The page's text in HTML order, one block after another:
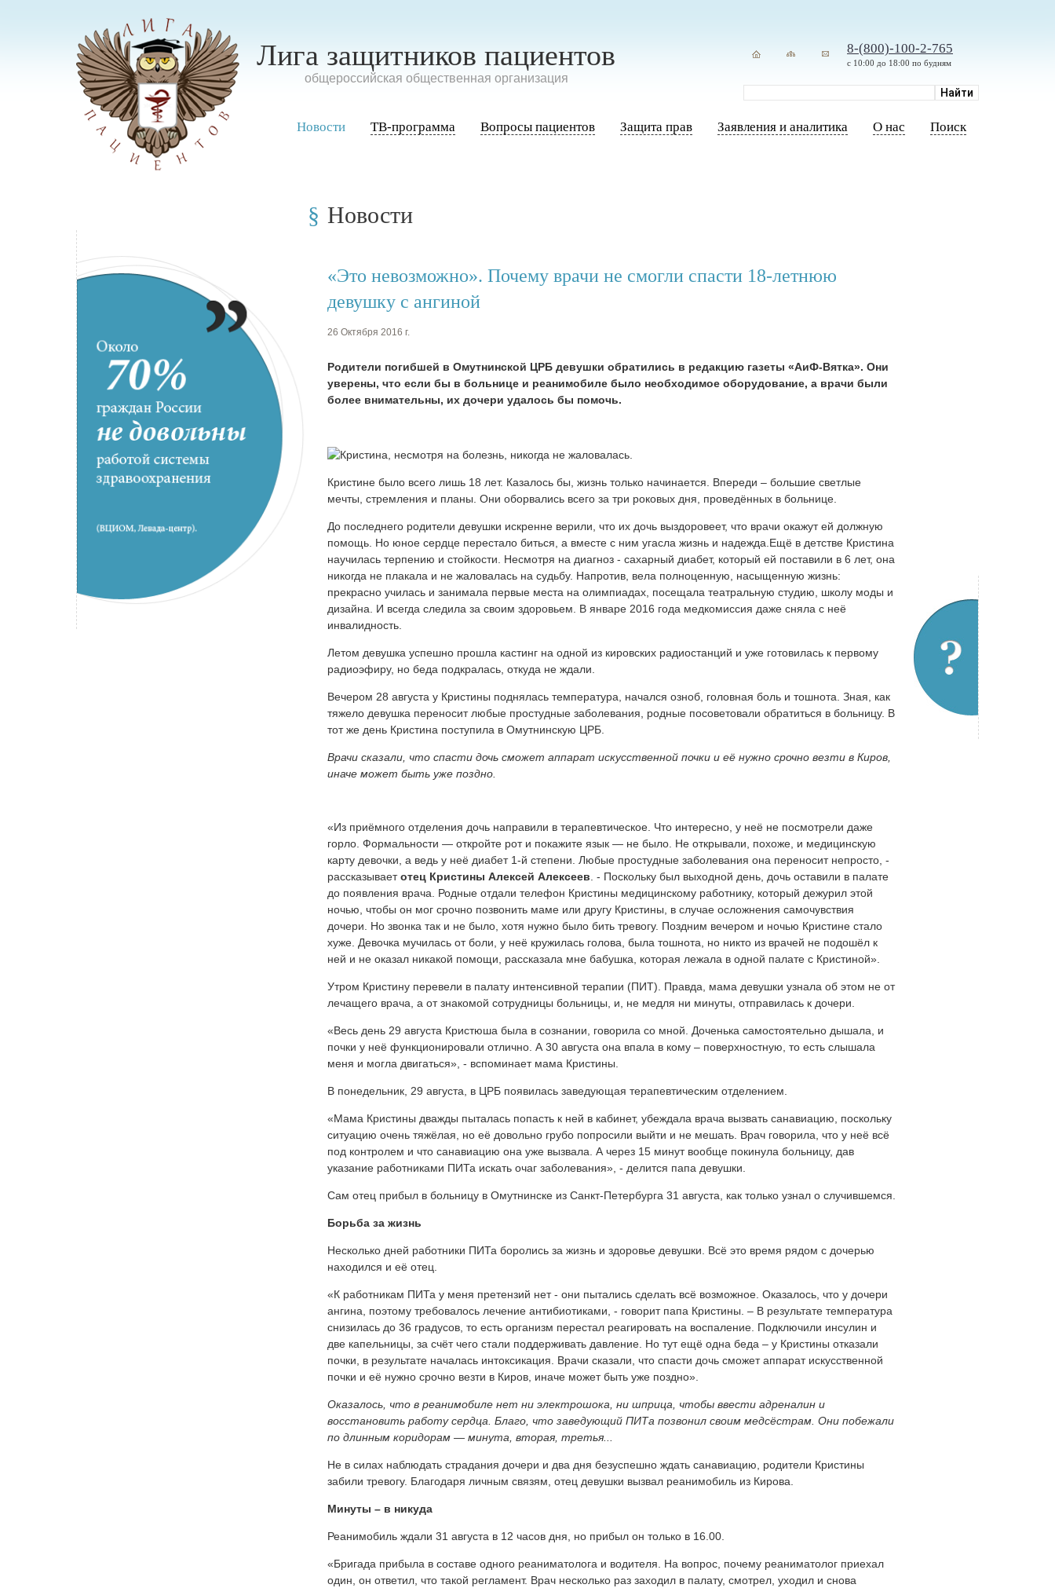
Лига защитников пациентов
oбщероссийская общественная организация
8-(800)-100-2-765
с 10:00 до 18:00 по будням
Новости ТВ-программа Вопросы пациентов Защита прав Заявления и аналитика О нас Поиск
Новости
«Это невозможно». Почему врачи не смогли спасти 18-летнюю
девушку с ангиной
26 Октября 2016 г.
Родители погибшей в Омутнинской ЦРБ девушки обратились в редакцию газеты «АиФ-Вятка». Они
уверены, что если бы в больнице и реанимобиле было необходимое оборудование, а врачи были
более внимательны, их дочери удалось бы помочь.
Кристине было всего лишь 18 лет. Казалось бы, жизнь только начинается. Впереди – большие светлые
мечты, стремления и планы. Они оборвались всего за три роковых дня, проведённых в больнице.
До последнего родители девушки искренне верили, что их дочь выздоровеет, что врачи окажут ей должную
помощь. Но юное сердце перестало биться, а вместе с ним угасла жизнь и надежда.Ещё в детстве Кристина
научилась терпению и стойкости. Несмотря на диагноз - сахарный диабет, который ей поставили в 6 лет, она
никогда не плакала и не жаловалась на судьбу. Напротив, вела полноценную, насыщенную жизнь:
прекрасно училась и занимала первые места на олимпиадах, посещала театральную студию, школу моды и
дизайна. И всегда следила за своим здоровьем. В январе 2016 года медкомиссия даже сняла с неё
инвалидность.
Летом девушка успешно прошла кастинг на одной из кировских радиостанций и уже готовилась к первому
радиоэфиру, но беда подкралась, откуда не ждали.
Вечером 28 августа у Кристины поднялась температура, начался озноб, головная боль и тошнота. Зная, как
тяжело девушка переносит любые простудные заболевания, родные посоветовали обратиться в больницу. В
тот же день Кристина поступила в Омутнинскую ЦРБ.
Врачи сказали, что спасти дочь сможет аппарат искусственной почки и её нужно срочно везти в Киров,
иначе может быть уже поздно.
«Из приёмного отделения дочь направили в терапевтическое. Что интересно, у неё не посмотрели даже
горло. Формальности — откройте рот и покажите язык — не было. Не открывали, похоже, и медицинскую
карту девочки, а ведь у неё диабет 1-й степени. Любые простудные заболевания она переносит непросто, -
рассказываетотец Кристины Алексей Алексеев. - Поскольку был выходной день, дочь оставили в палате
до появления врача. Родные отдали телефон Кристины медицинскому работнику, который дежурил этой
ночью, чтобы он мог срочно позвонить маме или другу Кристины, в случае осложнения самочувствия
дочери. Но звонка так и не было, хотя нужно было бить тревогу. Поздним вечером и ночью Кристине стало
хуже. Девочка мучилась от боли, у неё кружилась голова, была тошнота, но никто из врачей не подошёл к
ней и не оказал никакой помощи, рассказала мне бабушка, которая лежала в одной палате с Кристиной».
Утром Кристину перевели в палату интенсивной терапии (ПИТ). Правда, мама девушки узнала об этом не от
лечащего врача, а от знакомой сотрудницы больницы, и, не медля ни минуты, отправилась к дочери.
«Весь день 29 августа Кристюша была в сознании, говорила со мной. Доченька самостоятельно дышала, и
почки у неё функционировали отлично. А 30 августа она впала в кому – поверхностную, то есть слышала
меня и могла двигаться», - вспоминает мама Кристины.
В понедельник, 29 августа, в ЦРБ появилась заведующая терапевтическим отделением.
«Мама Кристины дважды пыталась попасть к ней в кабинет, убеждала врача вызвать санавиацию, поскольку
ситуацию очень тяжёлая, но её довольно грубо попросили выйти и не мешать. Врач говорила, что у неё всё
под контролем и что санавиацию она уже вызвала. А через 15 минут вообще покинула больницу, дав
указание работниками ПИТа искать очаг заболевания», - делится папа девушки.
Сам отец прибыл в больницу в Омутнинске из Санкт-Петербурга 31 августа, как только узнал о случившемся.
Борьба за жизнь
Несколько дней работники ПИТа боролись за жизнь и здоровье девушки. Всё это время рядом с дочерью
находился и её отец.
«К работникам ПИТа у меня претензий нет - они пытались сделать всё возможное. Оказалось, что у дочери
ангина, поэтому требовалось лечение антибиотиками, - говорит папа Кристины. – В результате температура
снизилась до 36 градусов, то есть организм перестал реагировать на воспаление. Подключили инсулин и
две капельницы, за счёт чего стали поддерживать давление. Но тут ещё одна беда – у Кристины отказали
почки, в результате началась интоксикация. Врачи сказали, что спасти дочь сможет аппарат искусственной
почки и её нужно срочно везти в Киров, иначе может быть уже поздно».
Оказалось, что в реанимобиле нет ни электрошока, ни шприца, чтобы ввести адреналин и
восстановить работу сердца. Благо, что заведующий ПИТа позвонил своим медсёстрам. Они побежали
по длинным коридорам — минута, вторая, третья...
Не в силах наблюдать страдания дочери и два дня безуспешно ждать санавиацию, родители Кристины
забили тревогу. Благодаря личным связям, отец девушки вызвал реанимобиль из Кирова.
Минуты – в никуда
Реанимобиль ждали 31 августа в 12 часов дня, но прибыл он только в 16.00.
«Бригада прибыла в составе одного реаниматолога и водителя. На вопрос, почему реаниматолог приехал
один, он ответил, что такой регламент. Врач несколько раз заходил в палату, смотрел, уходил и снова